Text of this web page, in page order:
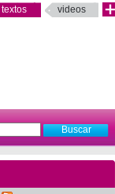
textos videos